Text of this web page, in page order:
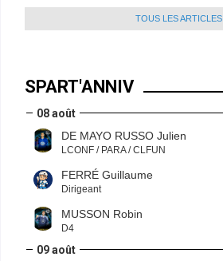
TOUS LES ARTICLES
SPART'ANNIV
08 août
DE MAYO RUSSO Julien
LCONF / PARA / CLFUN
FERRÉ Guillaume
Dirigeant
MUSSON Robin
D4
09 août